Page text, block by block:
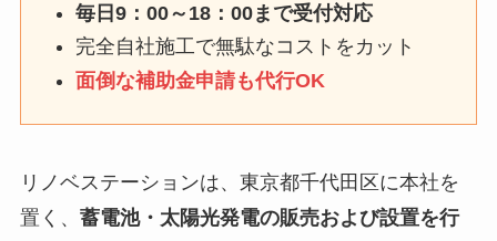
毎日9：00～18：00まで受付対応
完全自社施工で無駄なコストをカット
面倒な補助金申請も代行OK
リノベステーションは、東京都千代田区に本社を
置く、 蓄電池・太陽光発電の販売および設置を行